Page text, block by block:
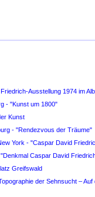
Ausstellung 1974 im
- "Kunst um 1800"
Kunst
- "Rendezvous der Träume"
York - "Caspar David
Caspar David
Greifswald
der Sehnsucht –